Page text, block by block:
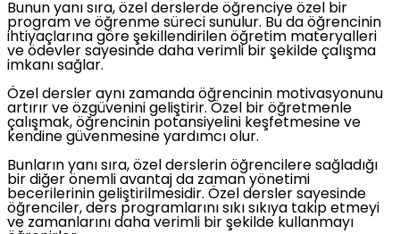
Bunun yanı sıra, özel derslerde öğrenciye özel bir
program ve öğrenme süreci sunulur. Bu da öğrencinin
ihtiyaçlarına göre şekillendirilen öğretim materyalleri
ve ödevler sayesinde daha verimli bir şekilde çalışma
imkanı sağlar.
Özel dersler aynı zamanda öğrencinin motivasyonunu
artırır ve özgüvenini geliştirir. Özel bir öğretmenle
çalışmak, öğrencinin potansiyelini keşfetmesine ve
kendine güvenmesine yardımcı olur.
Bunların yanı sıra, özel derslerin öğrencilere sağladığı
bir diğer önemli avantaj da zaman yönetimi
becerilerinin geliştirilmesidir. Özel dersler sayesinde
öğrenciler, ders programlarını sıkı sıkıya takip etmeyi
ve zamanlarını daha verimli bir şekilde kullanmayı